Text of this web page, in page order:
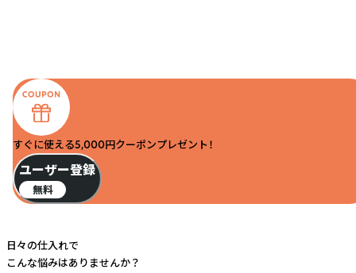
すぐに使える5,000円クーポンプレゼント！
ユーザー登録
無料
日々の仕入れで
こんな悩みはありませんか？